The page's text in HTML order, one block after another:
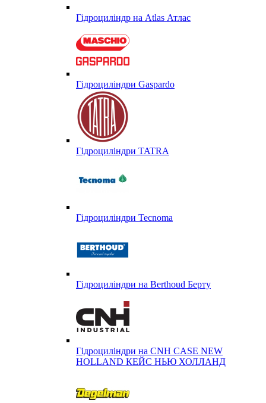
Гідроциліндр на Atlas Атлас
Гідроциліндри Gaspardo
Гідроциліндри TATRA
Гідроциліндри Tecnoma
Гідроциліндри на Berthoud Берту
Гідроциліндри на CNH CASE NEW
HOLLAND КЕЙС НЬЮ ХОЛЛАНД